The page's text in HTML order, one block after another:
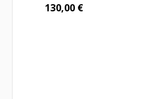
130,00 €